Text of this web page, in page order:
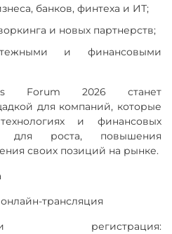
банков, финтеха и ИТ;
и новых партнерств;
и финансовыми
Forum 2026 станет
для компаний, которые
и финансовых
для роста, повышения
своих позиций на рынке.
трансляция